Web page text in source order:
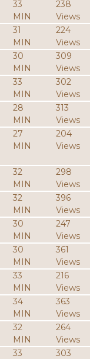
33
MIN
238
Views
31
MIN
224
Views
30
MIN
309
Views
33
MIN
302
Views
28
MIN
313
Views
27
MIN
204
Views
32
MIN
298
Views
32
MIN
396
Views
30
MIN
247
Views
30
MIN
361
Views
33
MIN
216
Views
34
MIN
363
Views
32
MIN
264
Views
33
303